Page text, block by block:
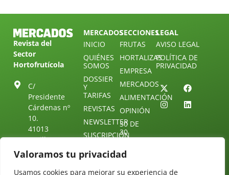
Valoramos tu privacidad
Usamos cookies para mejorar su experiencia de
Revista del
Sector
Hortofrutícola
C/
Presidente
Cárdenas nº
10.
41013
Sevilla.
MERCADOS
INICIO
QUIÉNES
SOMOS
DOSSIER
Y
TARIFAS
REVISTAS
NEWSLETTER
SUSCRIPCIÓN
NUESTRO
SECCIONES
FRUTAS
HORTALIZAS
EMPRESA
MERCADOS
ALIMENTACIÓN
OPINIÓN
30 DE
30
LEGAL
AVISO LEGAL
POLÍTICA DE
PRIVACIDAD